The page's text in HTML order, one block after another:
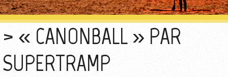
« CANONBALL » PAR
SUPERTRAMP